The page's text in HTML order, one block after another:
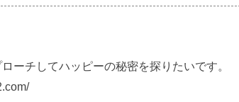
ーチしてハッピーの秘密を探りたいです。